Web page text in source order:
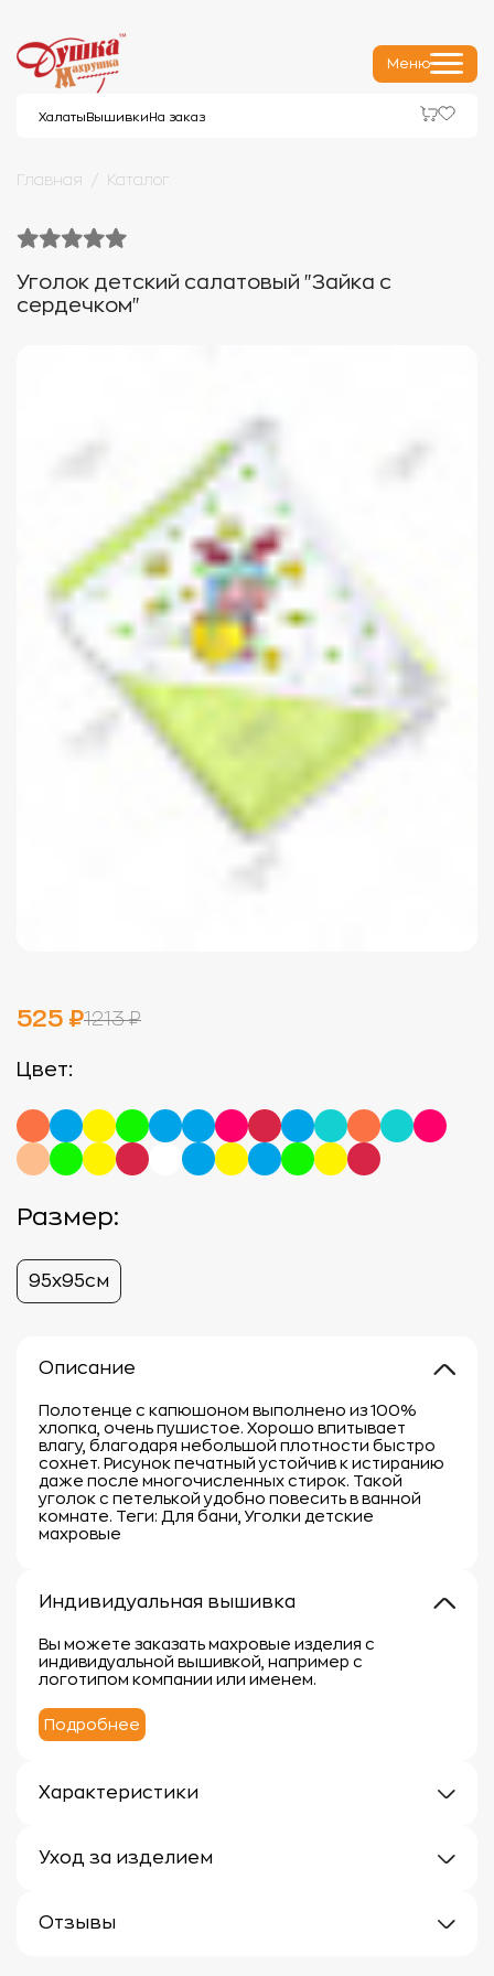
Меню
Халаты Вышивки На заказ
Главная Каталог
Уголок детский салатовый "Зайка с
сердечком"
525 ₽1213 ₽
Цвет:
Размер:
95х95см
Описание
Полотенце с капюшоном выполнено из 100%
хлопка, очень пушистое. Хорошо впитывает
влагу, благодаря небольшой плотности быстро
сохнет. Рисунок печатный устойчив к истиранию
даже после многочисленных стирок. Такой
уголок с петелькой удобно повесить в ванной
комнате. Теги: Для бани, Уголки детские
махровые
Индивидуальная вышивка
Вы можете заказать махровые изделия с
индивидуальной вышивкой, например с
логотипом компании или именем.
Подробнее
Характеристики
Материал: 100% хлопок
Уход за изделием
чтобы сохранить их мягкость, впитывающие
Отзывы